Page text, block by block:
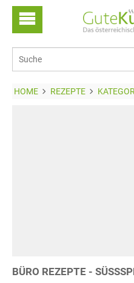
HOME REZEPTE
BÜRO REZEPTE -